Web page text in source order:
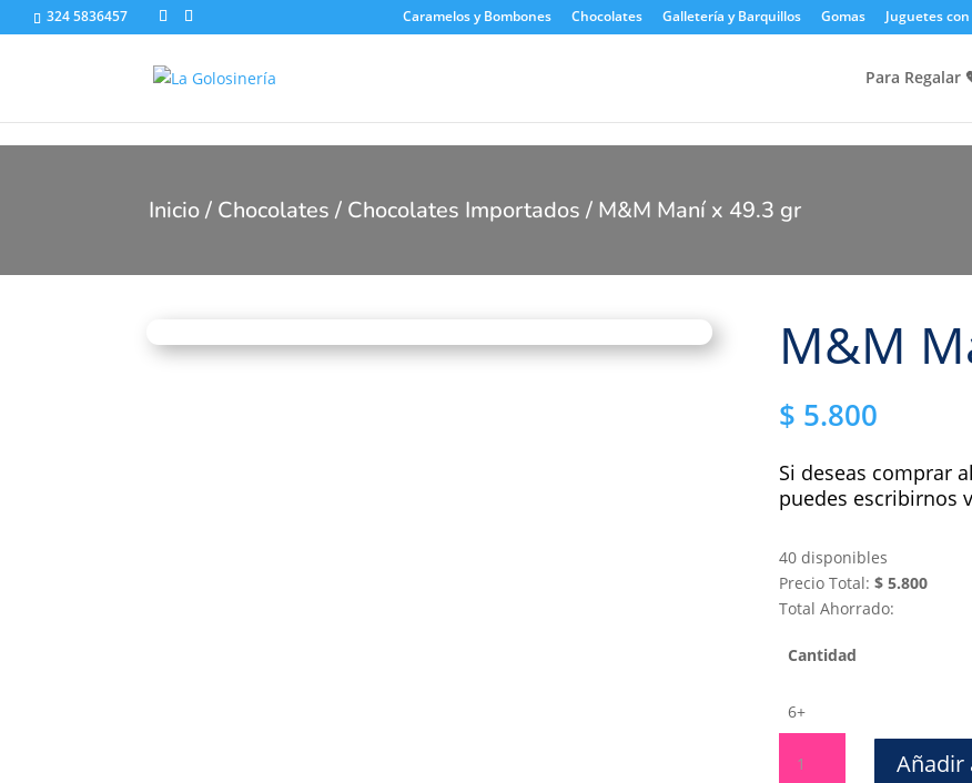
324 5836457 Caramelos y Bombones Chocolates Galletería y Barquillos Gomas Juguetes
Para Regalar
Inicio/ Chocolates / Chocolates Importados / M&M Maní x 49.3 gr
M&M
$ 5.800
Si deseas comprar
puedes escribirnos
40 disponibles
Precio Total: $5.800
Total Ahorrado:
Cantidad
6+
Maní
Añadir